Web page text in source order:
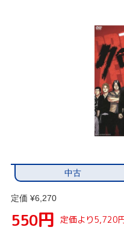
中古
定価 ¥6,270
550円 定価より5,720